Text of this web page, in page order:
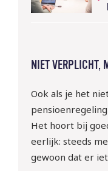
NIET VERPLICHT,
Ook als je het
Het hoort bij
eerlijk: steeds
gewoon dat er